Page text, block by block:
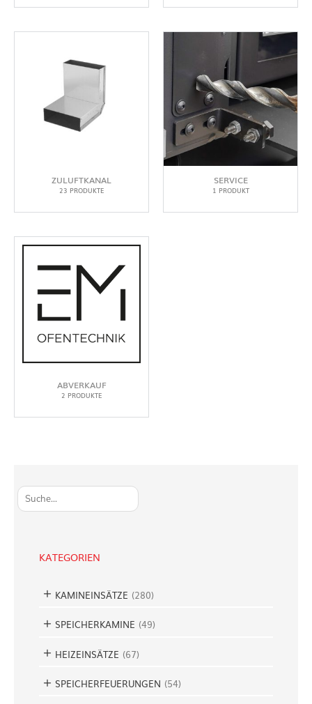
u
c
KATEGORIEN
KAMINEINSÄTZE (280)
SPEICHERKAMINE (49)
HEIZEINSÄTZE (67)
SPEICHERFEUERUNGEN (54)
ZULUFTKANAL
23 PRODUKTE
SERVICE
1 PRODUKT
ABVERKAUF
2 PRODUKTE